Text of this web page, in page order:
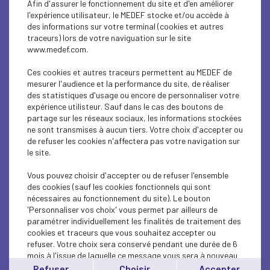
SUSTAINABLE DEVELOPMENT
SUSTAINABLE DEVELOPMENT
INTERNATIONAL - EUROPE
SUSTAINABLE DEVELOPMENT
SOCIAL
INTERNATIONAL - EUROPE
INTERNATIONAL - EUROPE
SUSTAINABLE DEVELOPMENT
ECONOMY
Afin d'assurer le fonctionnement du site et d'en améliorer
l'expérience utilisateur, le MEDEF stocke et/ou accède à
des informations sur votre terminal (cookies et autres
traceurs) lors de votre naviguation sur le site
www.medef.com.
Ces cookies et autres traceurs permettent au MEDEF de
mesurer l'audience et la performance du site, de réaliser
des statistiques d'usage ou encore de personnaliser votre
expérience utilisteur. Sauf dans le cas des boutons de
partage sur les réseaux sociaux, les informations stockées
ne sont transmises à aucun tiers. Votre choix d'accepter ou
de refuser les cookies n'affectera pas votre navigation sur
le site.
Vous pouvez choisir d'accepter ou de refuser l'ensemble
des cookies (sauf les cookies fonctionnels qui sont
nécessaires au fonctionnement du site). Le bouton
'Personnaliser vos choix' vous permet par ailleurs de
paramétrer individuellement les finalités de traitement des
cookies et traceurs que vous souhaitez accepter ou
refuser. Votre choix sera conservé pendant une durée de 6
mois à l'issue de laquelle ce message vous sera à nouveau
affiché..